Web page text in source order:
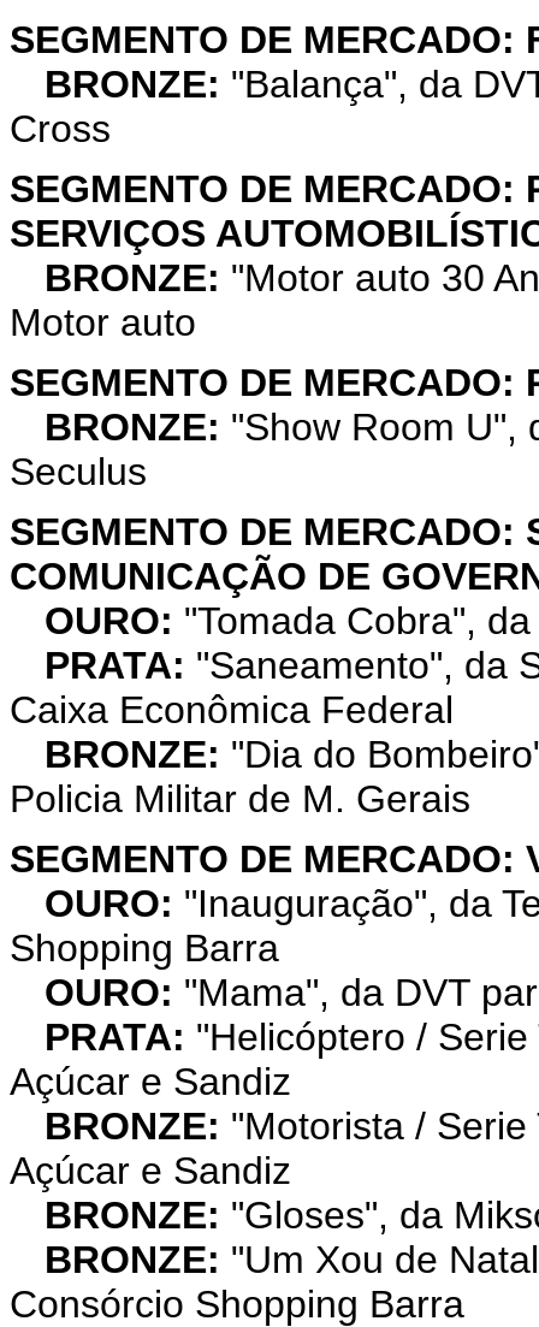
SEGMENTO DE MERCADO:
BRONZE: "Balança", da
Cross
SEGMENTO DE MERCADO:
SERVIÇOS
BRONZE: "Motor auto 30
Motor auto
SEGMENTO DE MERCADO:
BRONZE: "Show Room U",
Seculus
SEGMENTO DE MERCADO:
COMUNICAÇÃO DE
OURO: "Tomada Cobra",
PRATA: "Saneamento", da
Caixa Econômica Federal
BRONZE: "Dia do
Policia Militar de M. Gerais
SEGMENTO DE MERCADO:
OURO: "Inauguração", da
Shopping Barra
OURO: "Mama", da DVT
PRATA: "Helicóptero /
Açúcar e Sandiz
BRONZE: "Motorista /
Açúcar e Sandiz
BRONZE: "Gloses", da
BRONZE: "Um Xou de
Consórcio Shopping Barra